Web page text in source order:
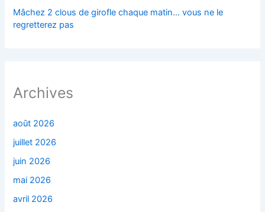
Mâchez 2 clous de girofle chaque matin… vous ne le
regretterez pas
Archives
août 2026
juillet 2026
juin 2026
mai 2026
avril 2026